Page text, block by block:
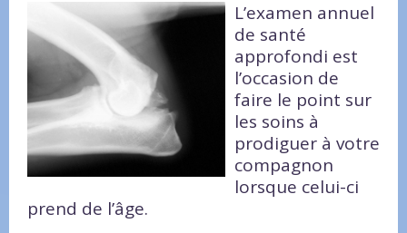
L’examen annuel
de santé
approfondi est
l’occasion de
faire le point sur
les soins à
prodiguer à votre
compagnon
lorsque celui-ci
prend de l’âge.